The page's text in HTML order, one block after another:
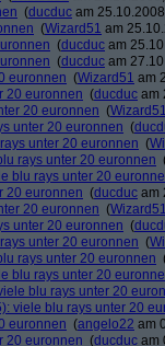
(ducduc am
(Wizard51 am
(ducduc am
(ducduc am
euronnen (Wizard51 am
20 euronnen (ducduc am
20 euronnen (
unter 20 euronnen (
unter 20 euronnen (
rays unter 20 euronnen
blu rays unter 20
20 euronnen (ducduc am
20 euronnen (
unter 20 euronnen (
unter 20 euronnen (
rays unter 20 euronnen
blu rays unter 20
blu rays unter 20
viele blu rays unter 20
euronnen (angelo22 am
20 euronnen (ducduc am